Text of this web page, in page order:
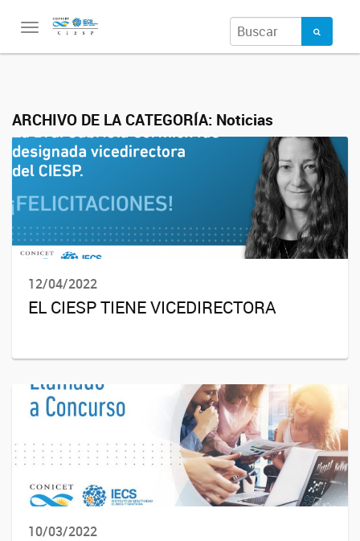
Toggle
ARCHIVO DE LA CATEGORÍA: Noticias
12/04/2022
EL CIESP TIENE VICEDIRECTORA
10/03/2022